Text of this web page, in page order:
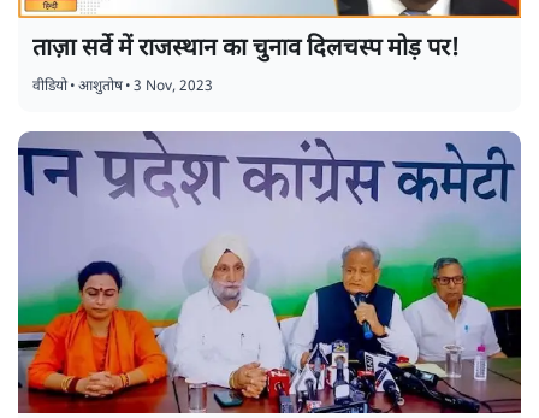
ताज़ा सर्वे में राजस्थान का चुनाव दिलचस्प मोड़ पर!
वीडियो•आशुतोष•3 Nov, 2023